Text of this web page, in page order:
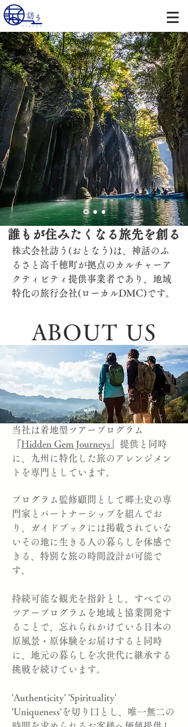
誰もが住みたくなる旅先を創る
株式会社訪う(おとなう)は、神話のふ
るさと高千穂町が拠点のカルチャーア
クティビティ提供事業者であり、地域
特化の旅行会社(ローカルDMC)です。
ABOUT US
当社は着地型ツアープログラム
Hidden Gem Journeys 』提供と同時
に、九州に特化した旅のアレンジメン
トを専門としています。
プログラム監修顧問として郷土史の専
門家とパートナーシップを組んでお
り、ガイドブックには掲載されていな
いその地に生きる人の暮らしを体感で
きる、特別な旅の時間設計が可能で
す。
持続可能な観光を指針とし、すべての
ツアープログラムを地域と協業開発す
ることで、忘れられかけている日本の
原風景・原体験をお届けすると同時
に、地元の暮らしを次世代に継承する
挑戦を続けています。
'Authenticity' 'Spirituality'
'Uniqueness'を切り口とし、唯一無二の